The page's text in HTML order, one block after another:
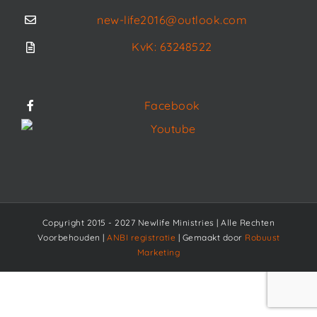
new-life2016@outlook.com
KvK: 63248522
Facebook
Youtube
Copyright 2015 - 2027 Newlife Ministries | Alle Rechten
Voorbehouden | ANBI registratie | Gemaakt door Robuust
Marketing